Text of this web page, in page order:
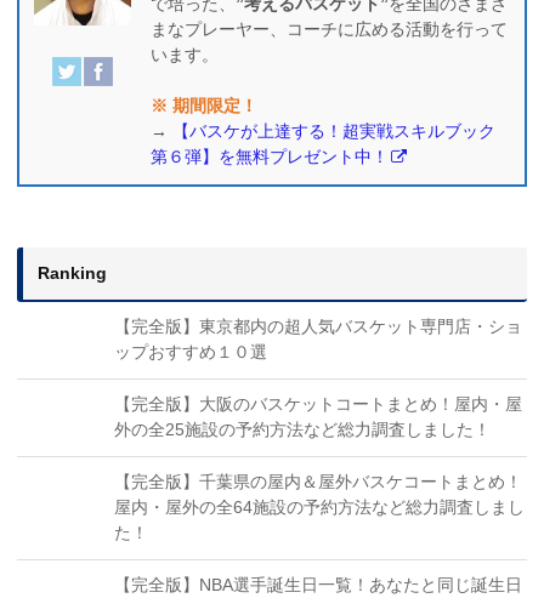
まなプレーヤー、コーチに広める活動を行って
います。
※ 期間限定！
→
【バスケが上達する！超実戦スキルブック
第６弾】を無料プレゼント中！
Ranking
【完全版】東京都内の超人気バスケット専門店・ショ
ップおすすめ１０選
【完全版】大阪のバスケットコートまとめ！屋内・屋
外の全25施設の予約方法など総力調査しました！
【完全版】千葉県の屋内＆屋外バスケコートまとめ！
屋内・屋外の全64施設の予約方法など総力調査しまし
た！
【完全版】NBA選手誕生日一覧！あなたと同じ誕生日